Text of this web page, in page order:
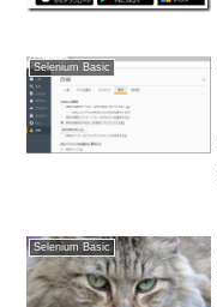
Selenium Basic
Selenium Basic